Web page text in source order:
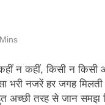
1 Year Ago
1 Year Ago
धरती पर लौटीं सुनीता
1 Year Ago
न कहीं, किसी न
भरी नजरें हर जगह
अच्छी तरह से जान समझ